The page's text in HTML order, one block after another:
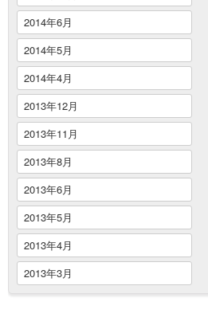
2014年6月
2014年5月
2014年4月
2013年12月
2013年11月
2013年8月
2013年6月
2013年5月
2013年4月
2013年3月